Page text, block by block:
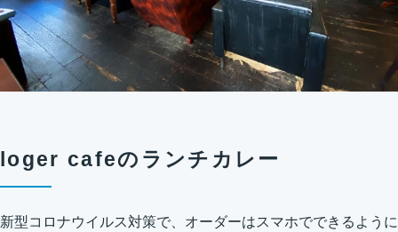
loger cafeのランチカレー
新型コロナウイルス対策で、オーダーはスマホでできるように